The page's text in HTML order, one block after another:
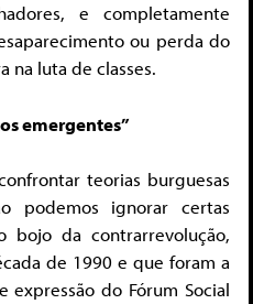
e completamente
ou perda do
na luta de classes.
emergentes”
teorias burguesas
podemos ignorar certas
bojo da contrarrevolução,
de 1990 e que foram a
expressão do Fórum Social